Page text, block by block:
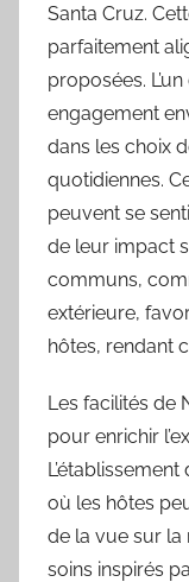
Santa Cruz.
parfaitement
proposées.
engagement
dans les choix
quotidiennes.
peuvent se
de leur impact
communs,
extérieure,
hôtes, rendant
Les facilités de
pour enrichir
où les hôtes
de la vue sur la
soins inspirés